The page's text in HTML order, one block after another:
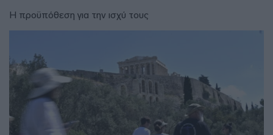
Η προϋπόθεση για την ισχύ τους